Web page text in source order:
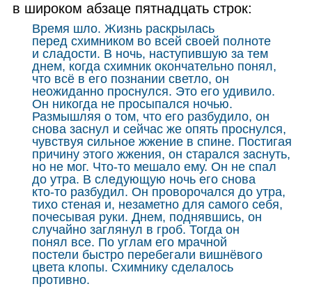
в широком абзаце пятнадцать строк:
Время шло. Жизнь раскрылась
перед схимником во всей своей полноте
и сладости. В ночь, наступившую за тем
днем, когда схимник окончательно понял,
что всё в его познании светло, он
неожиданно проснулся. Это его удивило.
Он никогда не просыпался ночью.
Размышляя о том, что его разбудило, он
снова заснул и сейчас же опять проснулся,
чувствуя сильное жжение в спине. Постигая
причину этого жжения, он старался заснуть,
но не мог. Что‑то мешало ему. Он не спал
до утра. В следующую ночь его снова
кто‑то разбудил. Он проворочался до утра,
тихо стеная и, незаметно для самого себя,
почесывая руки. Днем, поднявшись, он
случайно заглянул в гроб. Тогда он
понял все. По углам его мрачной
постели быстро перебегали вишнёвого
цвета клопы. Схимнику сделалось
противно.